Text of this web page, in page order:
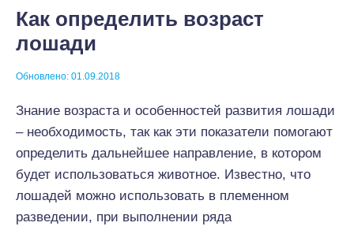
Как определить возраст
лошади
Обновлено: 01.09.2018
Знание возраста и особенностей развития лошади
– необходимость, так как эти показатели помогают
определить дальнейшее направление, в котором
будет использоваться животное. Известно, что
лошадей можно использовать в племенном
разведении, при выполнении ряда